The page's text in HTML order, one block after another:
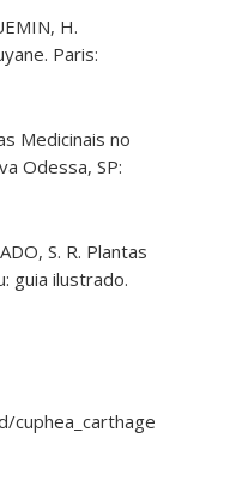
H.
Paris:
Medicinais no
Odessa, SP:
S. R. Plantas
guia ilustrado.